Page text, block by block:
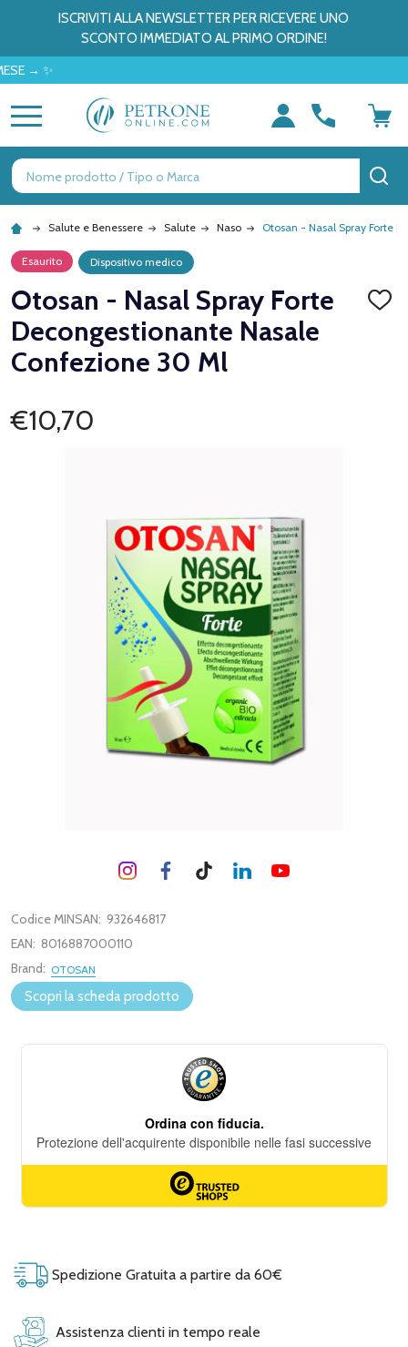
ISCRIVITI ALLA NEWSLETTER PER RICEVERE UNO
SCONTO IMMEDIATO AL PRIMO ORDINE!
Ricerca
Salute e Benessere Salute Naso Otosan - Nasal Spray Forte
Esaurito Dispositivo medico
Otosan - Nasal Spray Forte
Decongestionante Nasale
Confezione 30 Ml
€10,70
Codice MINSAN: 932646817
EAN: 8016887000110
Brand: OTOSAN
Scopri la scheda prodotto
Spedizione Gratuita a partire da 60€
Assistenza clienti in tempo reale